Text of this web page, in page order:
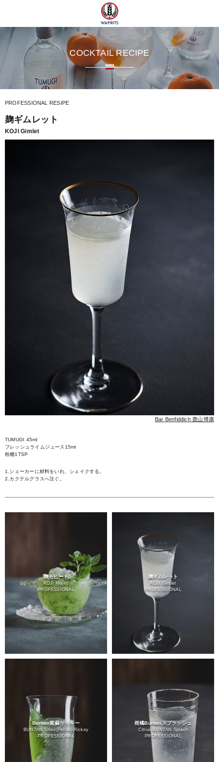
COCKTAIL RECIPE
PROFESSIONAL RESIPE
Bar Benfiddich 鹿山博康
麹ギムレット
KOJI Gimlet
TUMUGI 45ml
フレッシュライムジュース15ml
粉糖1TSP
1.シェーカーに材料をいれ、シェイクする。
2.カクテルグラスへ注ぐ。
麹モヒート
KOJI Mojito
PROFESSIONAL
麹ギムレット
KOJI Gimlet
PROFESSIONAL
Buntan紫蘇リッキー
BUNTAN Shiso(Perilla) Rickey
PROFESSIONAL
柑橘Buntanスプラッシュ
Citrus BUNTAN Splash
PROFESSIONAL